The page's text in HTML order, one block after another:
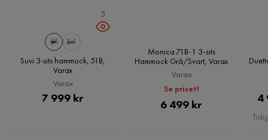
5
Suvi 3-sits hammock, 51B,
Varax
Varax
Pris
7 999 kr
Monica 71B-1 3-sits
Hammock Grå/Svart, Varax
Varax
Se priset!
Pris
6 499 kr 4